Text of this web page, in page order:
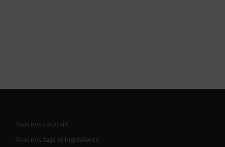
Tous nos cocktails
Tous nos tags et ingrédients